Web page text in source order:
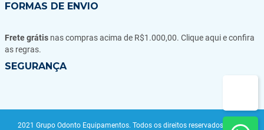
FORMAS DE ENVIO
Frete grátis nas compras acima de R$1.000,00. Clique aqui e confira
as regras.
SEGURANÇA
2021 Grupo Odonto Equipamentos. Todos os direitos reservados | CNPJ